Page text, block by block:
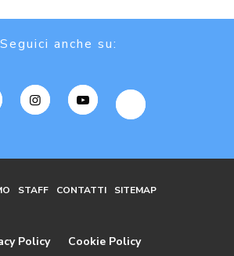
Seguici anche su:
STAFF CONTATTI SITEMAP
Policy Cookie Policy